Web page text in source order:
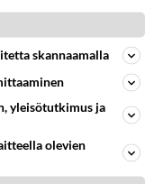
on
vaivaan.
joita olen
puute potilaan
ekonomit ja
mitä lääkärit
uusi
skannaamalla
yleisötutkimus ja
olevien